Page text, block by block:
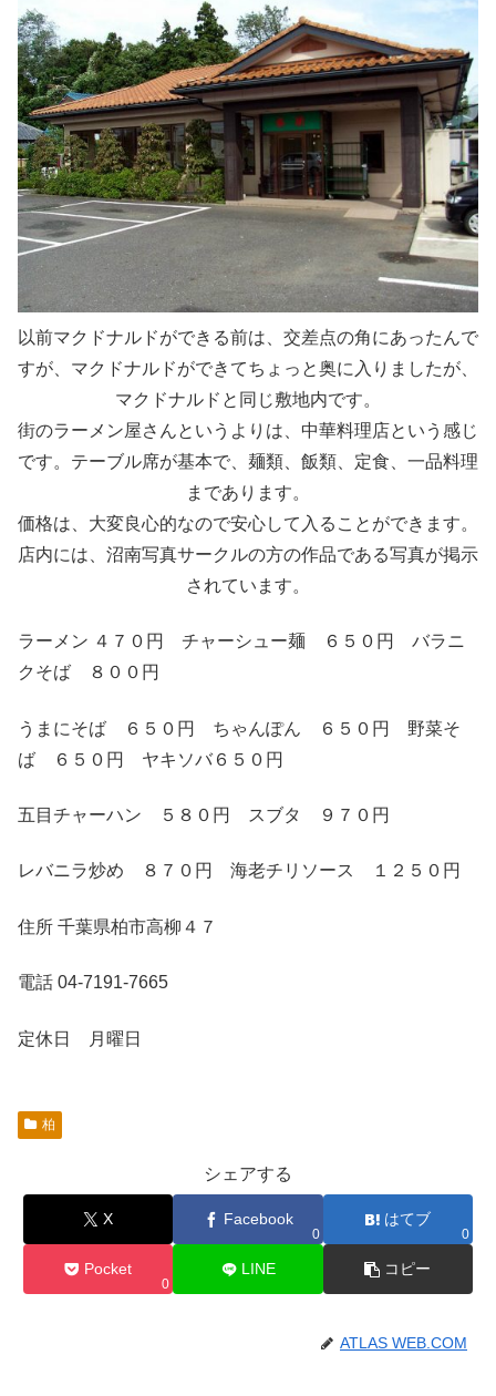
以前マクドナルドができる前は、交差点の角にあったんで
すが、マクドナルドができてちょっと奥に入りましたが、
マクドナルドと同じ敷地内です。
街のラーメン屋さんというよりは、中華料理店という感じ
です。テーブル席が基本で、麺類、飯類、定食、一品料理
まであります。
価格は、大変良心的なので安心して入ることができます。
店内には、沼南写真サークルの方の作品である写真が掲示
されています。
ラーメン ４７０円 チャーシュー麺 ６５０円 バラニ
クそば ８００円
うまにそば ６５０円 ちゃんぽん ６５０円 野菜そ
ば ６５０円 ヤキソバ６５０円
五目チャーハン ５８０円 スブタ ９７０円
レバニラ炒め ８７０円 海老チリソース １２５０円
住所 千葉県柏市高柳４７
電話 04-7191-7665
定休日 月曜日
柏
シェアする
X Facebook
0
はてブ
0
Pocket
0
LINE コピー
ATLAS WEB.COM